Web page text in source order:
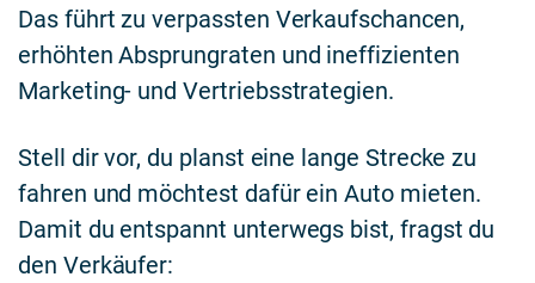
Das führt zu verpassten Verkaufschancen,
erhöhten Absprungraten und ineffizienten
Marketing- und Vertriebsstrategien.
Stell dir vor, du planst eine lange Strecke zu
fahren und möchtest dafür ein Auto mieten.
Damit du entspannt unterwegs bist, fragst du
den Verkäufer: